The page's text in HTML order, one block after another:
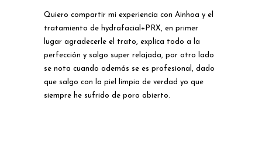
Quiero compartir mi experiencia con Ainhoa y el
tratamiento de hydrafacial+PRX, en primer
lugar agradecerle el trato, explica todo a la
perfección y salgo super relajada, por otro lado
se nota cuando además se es profesional, dado
que salgo con la piel limpia de verdad yo que
siempre he sufrido de poro abierto.